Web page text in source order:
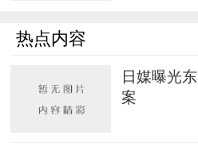
热点内容
日媒曝光
案